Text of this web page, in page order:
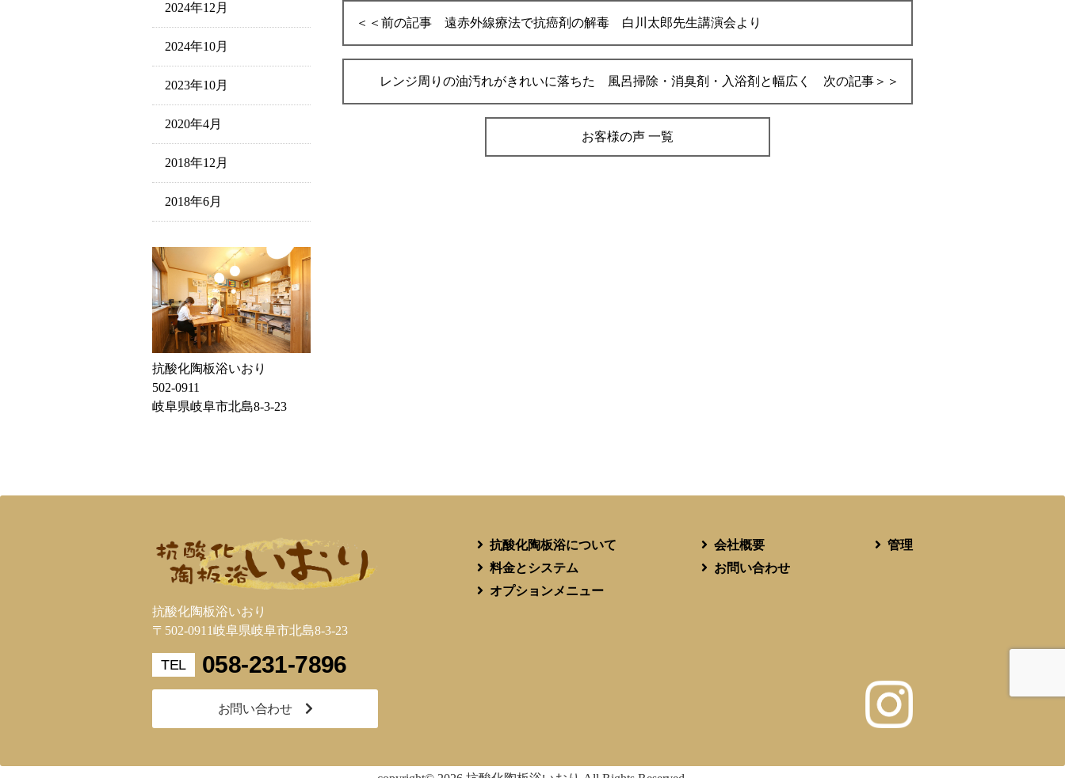
遠赤外線療法で抗癌剤の解毒 白川太郎先生講演会より
レンジ周りの油汚れがきれいに落ちた 風呂掃除・消臭剤・入浴剤と幅広く
お客様の声 一覧
2024年12月
2024年10月
2023年10月
2020年4月
2018年12月
2018年6月
抗酸化陶板浴いおり
502-0911
岐阜県岐阜市北島8-3-23
抗酸化陶板浴いおり
〒502-0911岐阜県岐阜市北島8-3-23
058-231-7896
お問い合わせ
抗酸化陶板浴について
料金とシステム
オプションメニュー
会社概要
お問い合わせ
管理